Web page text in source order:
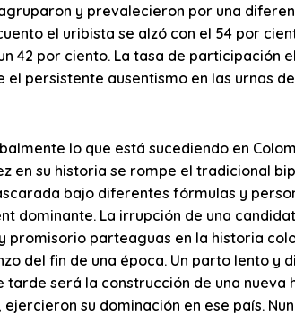
y prevalecieron por una
el uribista se alzó con el 54 por
42 por ciento. La tasa de participación
persistente ausentismo en las urnas
lo que está sucediendo en
en su historia se rompe el tradicional
bajo diferentes fórmulas y
dominante. La irrupción de una
promisorio parteaguas en la historia
del fin de una época. Un parto lento y
tarde será la construcción de una
su dominación en ese país.